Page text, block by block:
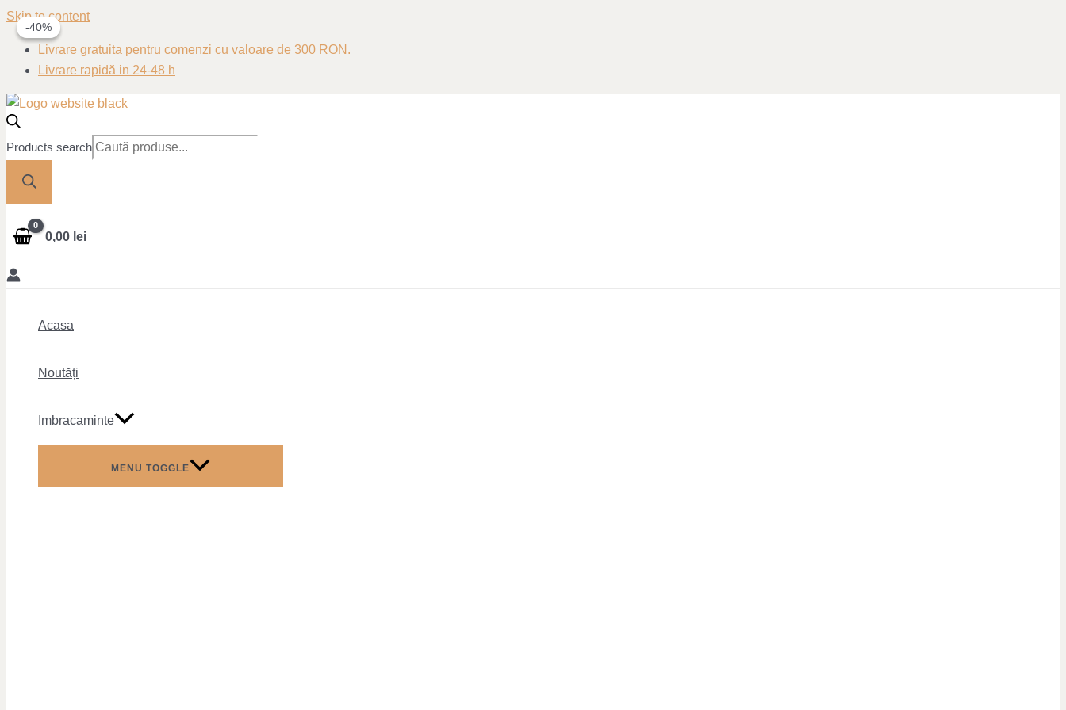
Skip to content
Livrare gratuita pentru comenzi cu valoare de 300 RON.
Livrare rapidă in 24-48 h
Products search
0,00 lei
Acasa
Noutăți
Imbracaminte
MENU TOGGLE
-40%
-40%